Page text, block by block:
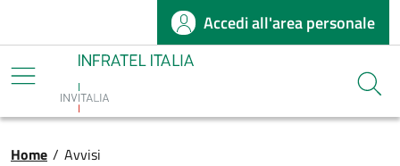
Salta al contenuto principaleAccedi all'area personale
Infratel
Briciole di pane
Home / Avvisi